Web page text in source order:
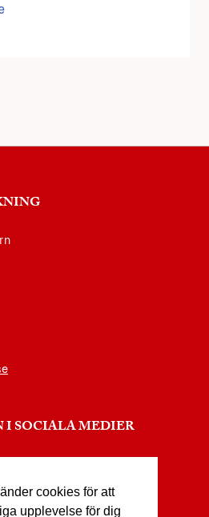
cookies för att
upplevelse för dig
SOCIALA MEDIER